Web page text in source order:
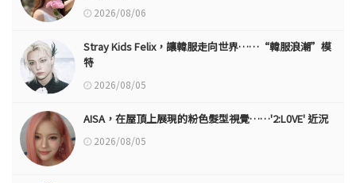
2026/08/06
Stray Kids Felix，讓韓服走向世界……“韓服浪潮”模
特
2026/08/05
AISA，在屋頂上展現的粉色髮型視覺……'2:L0VE' 近況
2026/08/05